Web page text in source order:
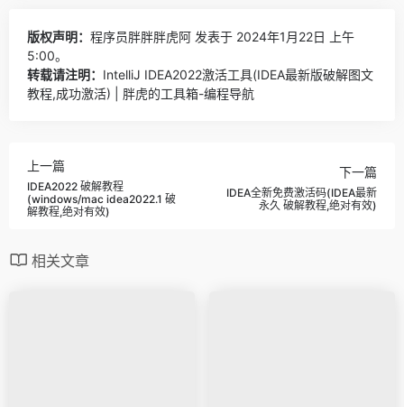
版权声明： 程序员胖胖胖虎阿 发表于 2024年1月22日 上午
5:00。
转载请注明： IntelliJ IDEA2022激活工具(IDEA最新版破解图文
教程,成功激活) | 胖虎的工具箱-编程导航
上一篇
IDEA2022 破解教程
(windows/mac idea2022.1 破
解教程,绝对有效)
下一篇
IDEA全新免费激活码(IDEA最新
永久 破解教程,绝对有效)
相关文章